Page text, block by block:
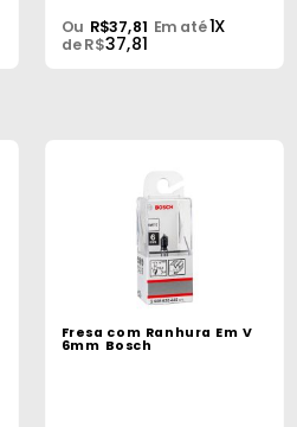
Ou R$37,81 Em até1X
de R$37,81
Fresa com Ranhura Em V
6mm Bosch